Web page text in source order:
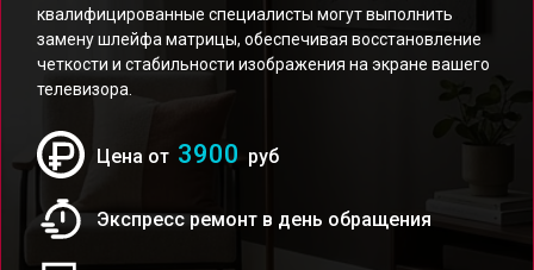
квалифицированные специалисты могут выполнить
замену шлейфа матрицы, обеспечивая восстановление
четкости и стабильности изображения на экране вашего
телевизора.
Цена от 3900 руб
Экспресс ремонт в день обращения